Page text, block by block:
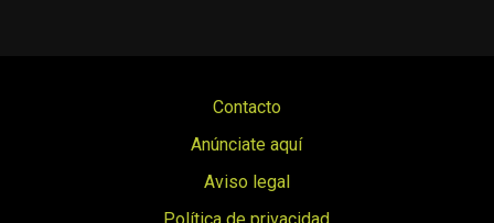
Contacto
Anúnciate aquí
Aviso legal